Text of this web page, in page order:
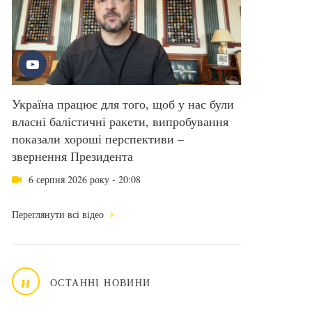
Україна працює для того, щоб у нас були
власні балістичні ракети, випробування
показали хороші перспективи –
звернення Президента
6 серпня 2026 року - 20:08
Переглянути всі відео
н ОСТАННІ НОВИНИ